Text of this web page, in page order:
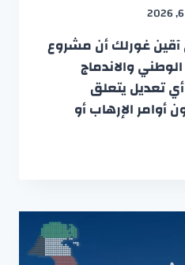
آقين غورلك أن مشروع
والاندماج
تعديل يتعلق
أوامر الإرهاب أو